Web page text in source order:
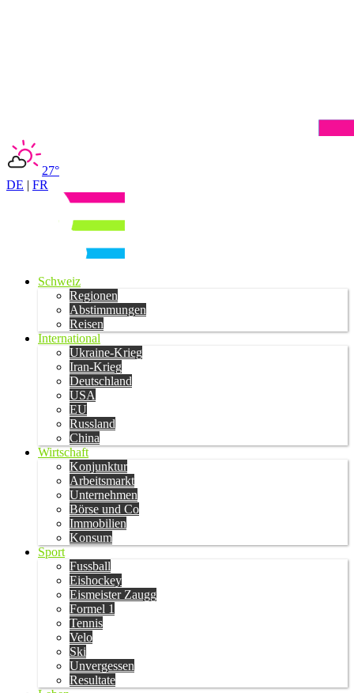
27°
DE | FR
Schweiz
Regionen
Abstimmungen
Reisen
International
Ukraine-Krieg
Iran-Krieg
Deutschland
USA
EU
Russland
China
Wirtschaft
Konjunktur
Arbeitsmarkt
Unternehmen
Börse und Co
Immobilien
Konsum
Sport
Fussball
Eishockey
Eismeister Zaugg
Formel 1
Tennis
Velo
Ski
Unvergessen
Resultate